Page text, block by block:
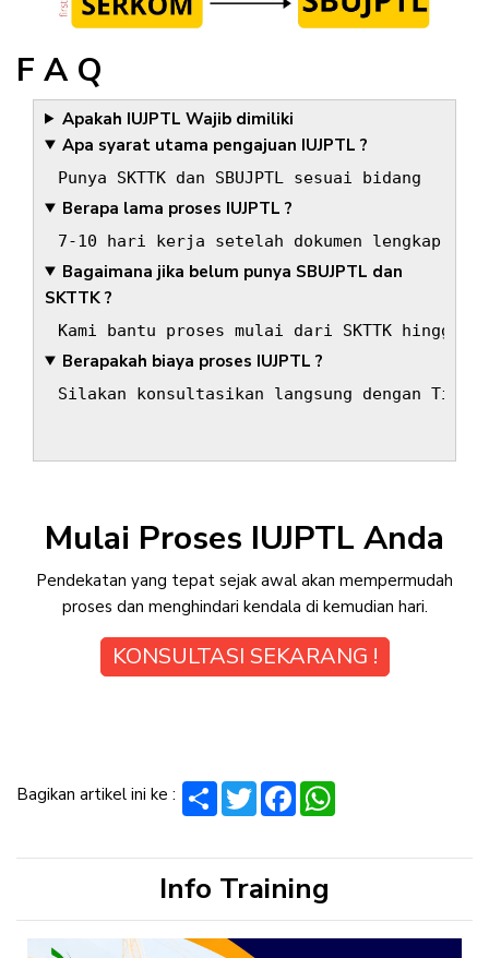
F A Q
Apakah IUJPTL Wajib dimiliki
Apa syarat utama pengajuan IUJPTL ?
Punya SKTTK dan SBUJPTL sesuai bidang
Berapa lama proses IUJPTL ?
7-10 hari kerja setelah dokumen lengkap
Bagaimana jika belum punya SBUJPTL dan
SKTTK ?
Kami bantu proses mulai dari SKTTK hingga
Berapakah biaya proses IUJPTL ?
Silakan konsultasikan langsung dengan Tim
Mulai Proses IUJPTL Anda
Pendekatan yang tepat sejak awal akan mempermudah
proses dan menghindari kendala di kemudian hari.
KONSULTASI SEKARANG !
Bagikan artikel ini ke : Share TwitterFacebook
Info Training